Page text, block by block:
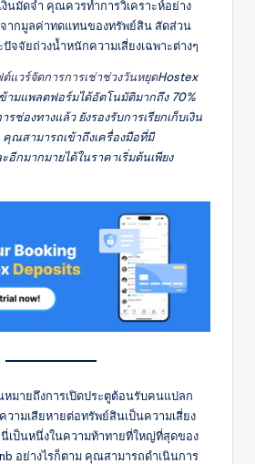
นมัดจำ คุณควรทำการวิเคราะห์อย่าง
ากมูลค่าทดแทนของทรัพย์สิน สัดส่วน
จจัยถ่วงน้ำหนักความเสี่ยงเฉพาะต่างๆ
แวร์จัดการการเช่าช่วงวันหยุดHostex
ามแพลตฟอร์มได้อัตโนมัติมากถึง 70%
ช่องทางแล้ว ยังรองรับการเรียกเก็บเงิน
คุณสามารถเข้าถึงเครื่องมือที่มี
อีกมากมายได้ในราคาเริ่มต้นเพียง
มายถึงการเปิดประตูต้อนรับคนแปลก
ามเสียหายต่อทรัพย์สินเป็นความเสี่ยง
เป็นหนึ่งในความท้าทายที่ใหญ่ที่สุดของ
อย่างไรก็ตาม คุณสามารถดำเนินการ